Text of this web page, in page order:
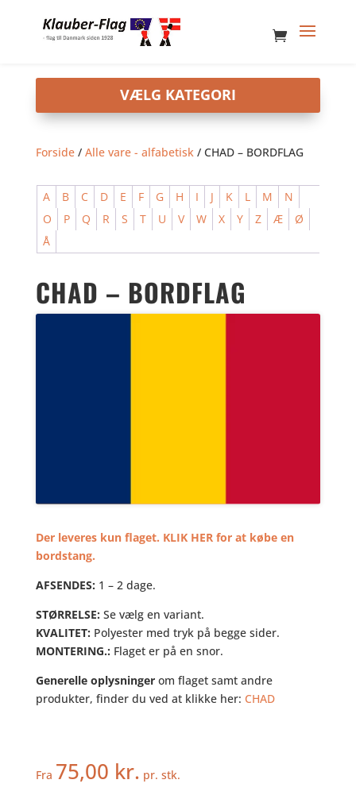
Forside/ Alle vare - alfabetisk/ CHAD – BORDFLAG
A B C D E F G H I J K L M
N
O
P Q R S T U V W X Y Z Æ
Ø
Å
CHAD – BORDFLAG
Der leveres kun flaget. KLIK HER for at købe en
bordstang.
AFSENDES: 1 – 2 dage.
STØRRELSE: Se vælg en variant.
KVALITET: Polyester med tryk på begge sider.
MONTERING.: Flaget er på en snor.
Generelle oplysningerom flaget samt andre
produkter, finder du ved at klikke her: CHAD
Fra 75,00 kr. pr. stk.